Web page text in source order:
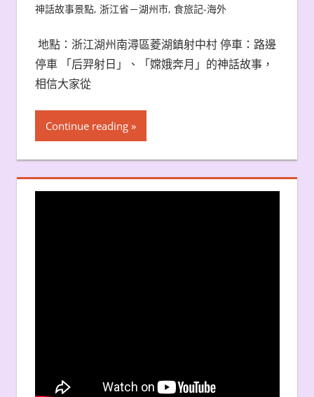
神話故事景點, 浙江省－湖州市, 食旅記-海外
地點：浙江湖州南潯區菱湖鎮射中村 停車：路邊
停車 「后羿射日」、「嫦娥奔月」的神話故事，
相信大家從
Continue reading